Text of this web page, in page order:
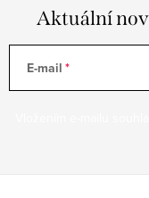
Aktuální
E-mail